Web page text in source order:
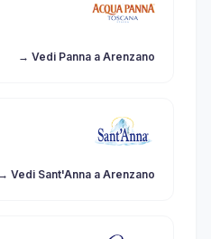
→ Vedi Panna a Arenzano
→ Vedi Sant'Anna a Arenzano